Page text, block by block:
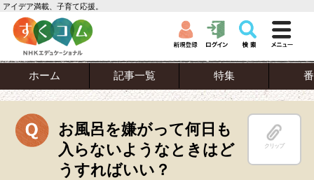
アイデア満載、子育て応援。
ホーム 記事一覧 特集
お風呂を嫌がって何日も
入らないようなときはど
うすればいい？
クリップ